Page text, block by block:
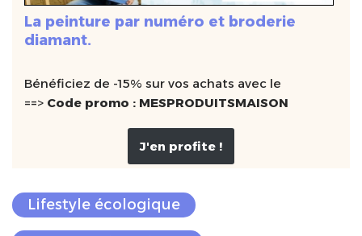
La peinture par numéro et broderie
diamant.
Bénéficiez de -15% sur vos achats avec le
==> Code promo : MESPRODUITSMAISON
J'en profite !
Lifestyle écologique